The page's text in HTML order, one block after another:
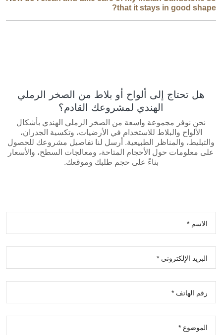
that it stays in good shape?
هل تحتاج إلى ألواح أو بلاط من الصخر الرملي
الهندي لمشروعك القادم؟
نحن نوفر مجموعة واسعة من الصخر الرملي الهندي بأشكال
الألواح والبلاط للاستخدام في الأرضيات، وتكسية الجدران،
والتبليط، والمناظر الطبيعية. أرسل لنا تفاصيل مشروعك للحصول
على معلومات حول الأحجام المتاحة، ومعالجات السطح، والأسعار
بناءً على حجم طلبك وموقعك.
الاسم *
البريد الإلكتروني *
رقم الهاتف *
الموضوع *